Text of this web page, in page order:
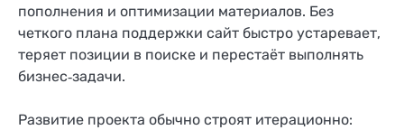
пополнения и оптимизации материалов. Без
четкого плана поддержки сайт быстро устаревает,
теряет позиции в поиске и перестаёт выполнять
бизнес‑задачи.
Развитие проекта обычно строят итерационно: